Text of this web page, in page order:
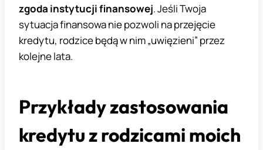
zgoda instytucji finansowej. Jeśli Twoja
sytuacja finansowa nie pozwoli na przejęcie
kredytu, rodzice będą w nim „uwięzieni” przez
kolejne lata.
Przykłady zastosowania
kredytu z rodzicami moich